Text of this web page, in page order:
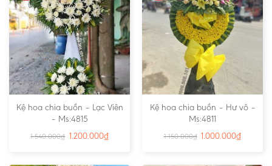
Kệ hoa chia buồn – Lạc Viên
– Ms:4815
1.540.000₫ 1.200.000₫
Kệ hoa chia buồn – Hư vô –
Ms:4811
1.150.000₫ 1.000.000₫